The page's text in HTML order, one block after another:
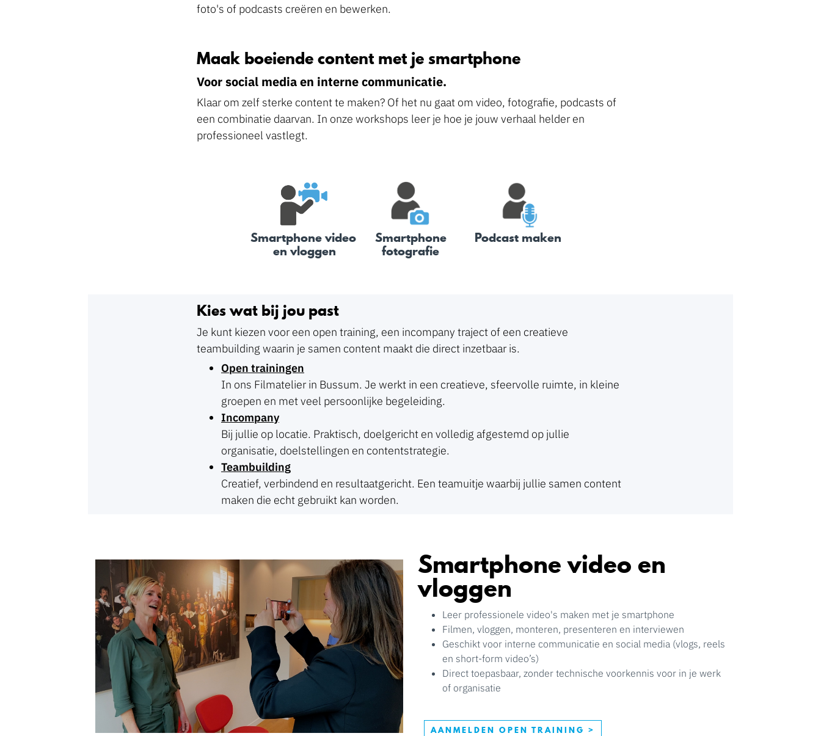
foto's of podcasts creëren en bewerken.
Maak boeiende content met je smartphone
Voor social media en interne communicatie.
Klaar om zelf sterke content te maken? Of het nu gaat om video, fotografie, podcasts of
een combinatie daarvan. In onze workshops leer je hoe je jouw verhaal helder en
professioneel vastlegt.
Smartphone video
en vloggen
Smartphone
fotografie
Podcast maken
Kies wat bij jou past
Je kunt kiezen voor een open training, een incompany traject of een creatieve
teambuilding waarin je samen content maakt die direct inzetbaar is.
Open trainingen
In ons Filmatelier in Bussum. Je werkt in een creatieve, sfeervolle ruimte, in kleine
groepen en met veel persoonlijke begeleiding.
Incompany
Bij jullie op locatie. Praktisch, doelgericht en volledig afgestemd op jullie
organisatie, doelstellingen en contentstrategie.
Teambuilding
Creatief, verbindend en resultaatgericht. Een teamuitje waarbij jullie samen content
maken die echt gebruikt kan worden.
Smartphone video en
vloggen
Leer professionele video's maken met je smartphone
Filmen, vloggen, monteren, presenteren en interviewen
Geschikt voor interne communicatie en social media (vlogs, reels
en short-form video’s)
Direct toepasbaar, zonder technische voorkennis voor in je werk
of organisatie
AANMELDEN OPEN TRAINING >